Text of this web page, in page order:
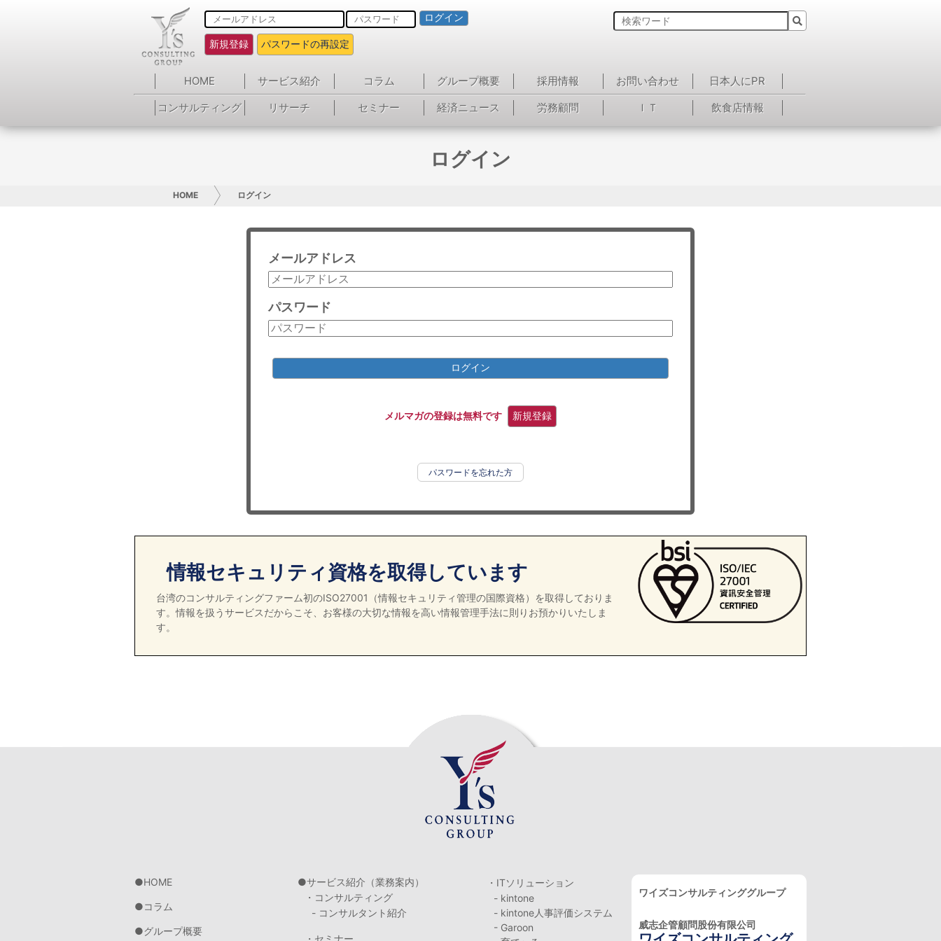
ログイン
新規登録 パスワードの再設定
HOME サービス紹介 コラム グループ概要 採用情報 お問い合わせ
日本人にPR
コンサルティング
リサーチ セミナー 経済ニュース 労務顧問 ＩＴ 飲食店情報
ログイン
HOME ログイン
メールアドレス
パスワード
ログイン
メルマガの登録は無料です 新規登録
パスワードを忘れた方
情報セキュリティ資格を取得しています
台湾のコンサルティングファーム初のISO27001（情報セキュリティ管理の国際資格）を取得しておりま
す。情報を扱うサービスだからこそ、お客様の大切な情報を高い情報管理手法に則りお預かりいたしま
す。
HOME
コラム
グループ概要
サービス紹介（業務案内）
・コンサルティング
- コンサルタント紹介
・セミナー
・ITソリューション
- kintone
- kintone人事評価システム
- Garoon
ワイズコンサルティンググループ
威志企管顧問股份有限公司